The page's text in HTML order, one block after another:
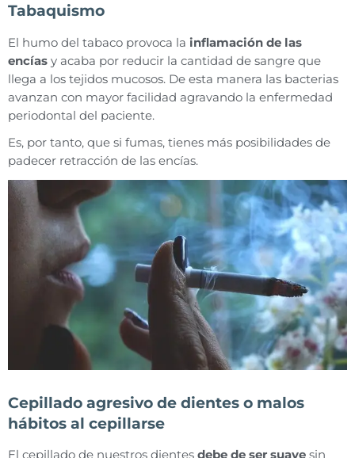
Tabaquismo
El humo del tabaco provoca la inflamación de las
encías y acaba por reducir la cantidad de sangre que
llega a los tejidos mucosos. De esta manera las bacterias
avanzan con mayor facilidad agravando la enfermedad
periodontal del paciente.
Es, por tanto, que si fumas, tienes más posibilidades de
padecer retracción de las encías.
Cepillado agresivo de dientes o malos
hábitos al cepillarse
El cepillado de nuestros dientes debe de ser suave sin